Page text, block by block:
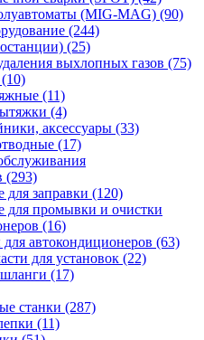
(MIG-MAG) (90)
(244)
(25)
выхлопных газов (75)
(10)
(11)
(4)
аксессуары (33)
(17)
(293)
для заправки (120)
для промывки и очистки
(16)
автокондиционеров (63)
для установок (22)
(17)
станки (287)
(11)